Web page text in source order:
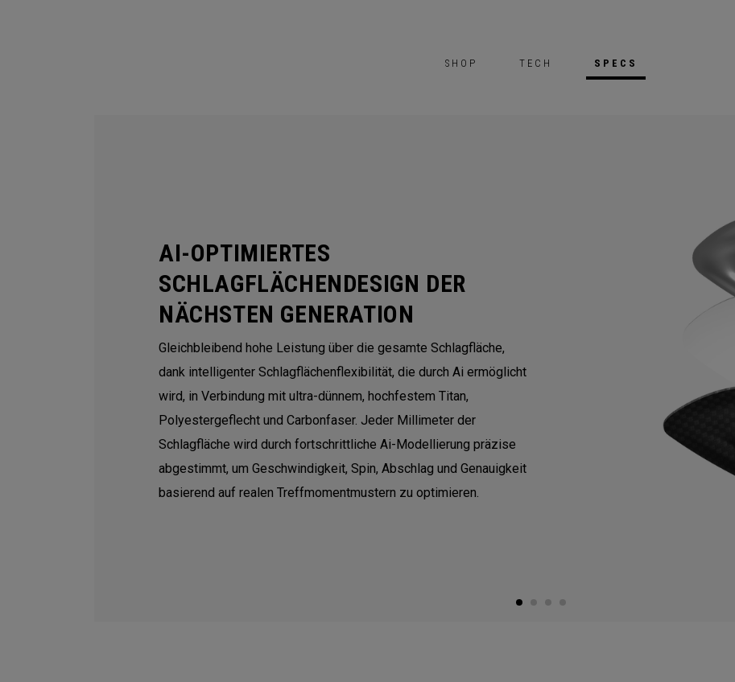
SHOP TECH SPECS
AI-OPTIMIERTES
SCHLAGFLÄCHENDESIGN DER
NÄCHSTEN GENERATION
Gleichbleibend hohe Leistung über die gesamte Schlagfläche,
dank intelligenter Schlagflächenflexibilität, die durch Ai ermöglicht
wird, in Verbindung mit ultra-dünnem, hochfestem Titan,
Polyestergeflecht und Carbonfaser. Jeder Millimeter der
Schlagfläche wird durch fortschrittliche Ai-Modellierung präzise
abgestimmt, um Geschwindigkeit, Spin, Abschlag und Genauigkeit
basierend auf realen Treffmomentmustern zu optimieren.